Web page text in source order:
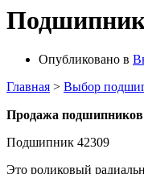
Подшипник
Опубликовано в
Главная > Выбор
Продажа
Подшипник 42309
Это роликовый